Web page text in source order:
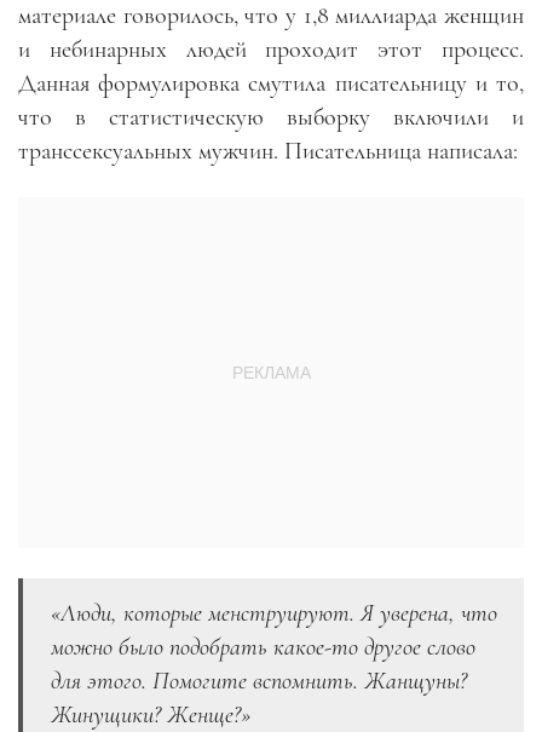
материале говорилось, что у 1,8 миллиарда женщин
и небинарных людей проходит этот процесс.
Данная формулировка смутила писательницу и то,
что в статистическую выборку включили и
транссексуальных мужчин. Писательница написала:
«Люди, которые менструируют. Я уверена, что
можно было подобрать какое-то другое слово
для этого. Помогите вспомнить. Жанщуны?
Жинущики? Женще?»